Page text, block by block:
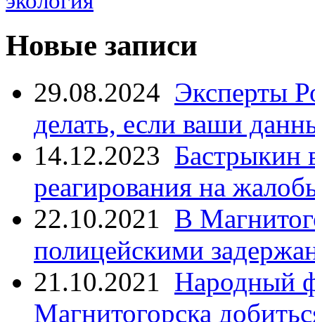
Новые записи
29.08.2024 Эксперты
делать, если ваши
14.12.2023 Бастрыкин
реагирования на
22.10.2021 В
полицейскими
21.10.2021 Народный
Магнитогорска